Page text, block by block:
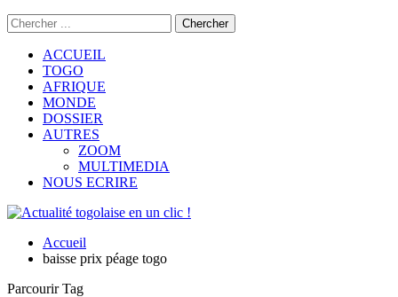
ACCUEIL
TOGO
AFRIQUE
MONDE
DOSSIER
AUTRES
ZOOM
MULTIMEDIA
NOUS ECRIRE
Accueil
baisse prix péage togo
Parcourir Tag